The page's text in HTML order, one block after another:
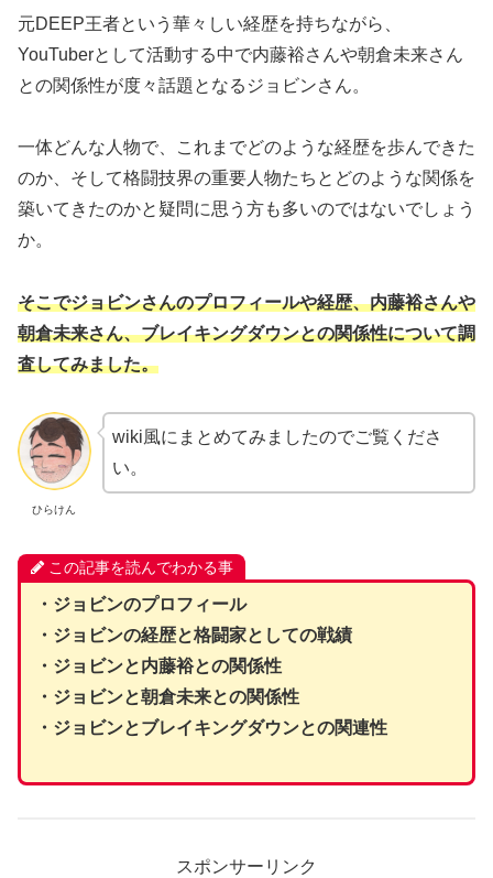
元DEEP王者という華々しい経歴を持ちながら、
YouTuberとして活動する中で内藤裕さんや朝倉未来さん
との関係性が度々話題となるジョビンさん。
一体どんな人物で、これまでどのような経歴を歩んできた
のか、そして格闘技界の重要人物たちとどのような関係を
築いてきたのかと疑問に思う方も多いのではないでしょう
か。
そこでジョビンさんのプロフィールや経歴、内藤裕さんや
朝倉未来さん、ブレイキングダウンとの関係性について調
査してみました。
ひらけん
wiki風にまとめてみましたのでご覧くださ
い。
この記事を読んでわかる事
・ジョビンのプロフィール
・ジョビンの経歴と格闘家としての戦績
・ジョビンと内藤裕との関係性
・ジョビンと朝倉未来との関係性
・ジョビンとブレイキングダウンとの関連性
スポンサーリンク